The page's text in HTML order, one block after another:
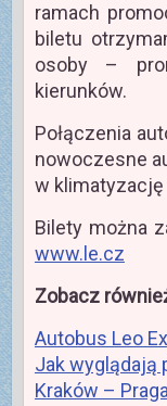
ramach
biletu
osoby –
kierunków.
Połączenia
nowoczesne
w klimatyzację
Bilety można
www.le.cz
Zobacz
Autobus Leo
Jak wyglądają
Kraków –